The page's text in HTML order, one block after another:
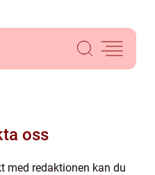
oss
med redaktionen kan du